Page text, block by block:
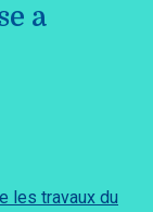
a
les travaux du